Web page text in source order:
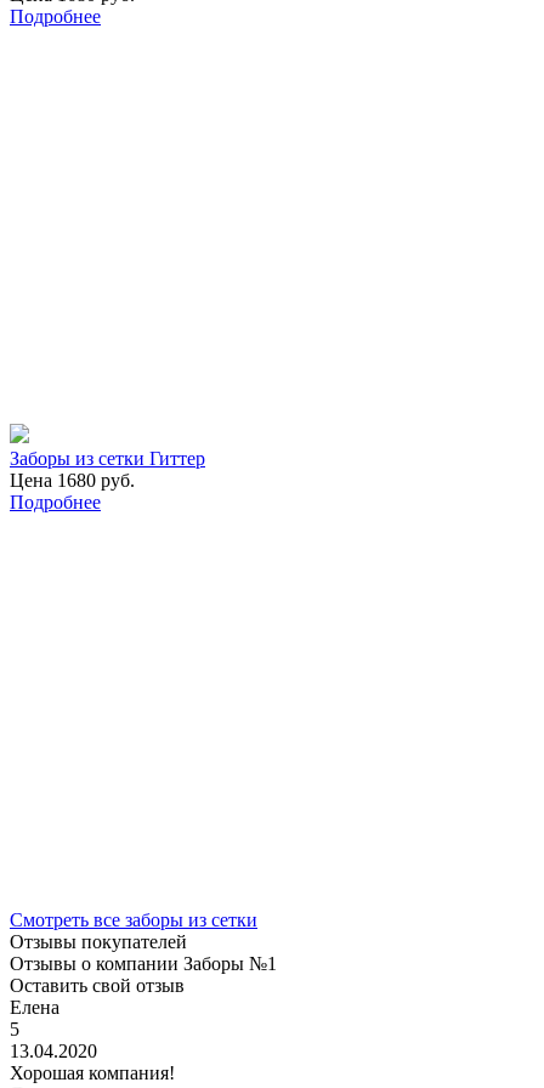
Подробнее
Заборы из сетки Гиттер
Цена 1680 руб.
Подробнее
Смотреть все заборы из сетки
Отзывы покупателей
Отзывы о компании Заборы №1
Оставить свой отзыв
Елена
5
13.04.2020
Хорошая компания!